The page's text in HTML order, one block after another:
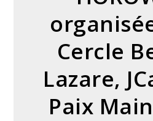
Cercle
Lazare,
Paix